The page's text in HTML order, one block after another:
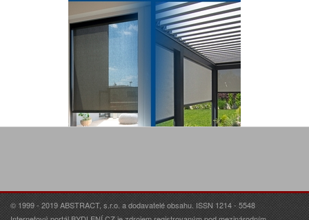
© 1999 - 2019 ABSTRACT, s.r.o. a dodavatelé obsahu. ISSN 1214 - 5548